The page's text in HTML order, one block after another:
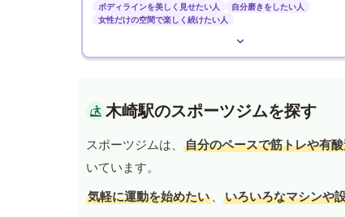
ボディラインを美しく見せたい人
自分磨きをしたい人
女性だけの空間で楽しく続けたい人
木崎駅のスポーツジムを探す
スポーツジムは、 自分のペースで筋トレや有
いています。
気軽に運動を始めたい 、 いろいろなマシンや